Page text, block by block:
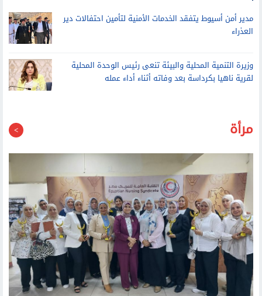
مدير أمن أسيوط يتفقد الخدمات الأمنية لتأمين احتفالات دير
العذراء
وزيرة التنمية المحلية والبيئة تنعى رئيس الوحدة المحلية
لقرية ناهيا بكرداسة بعد وفاته أثناء أداء عمله
مرأة